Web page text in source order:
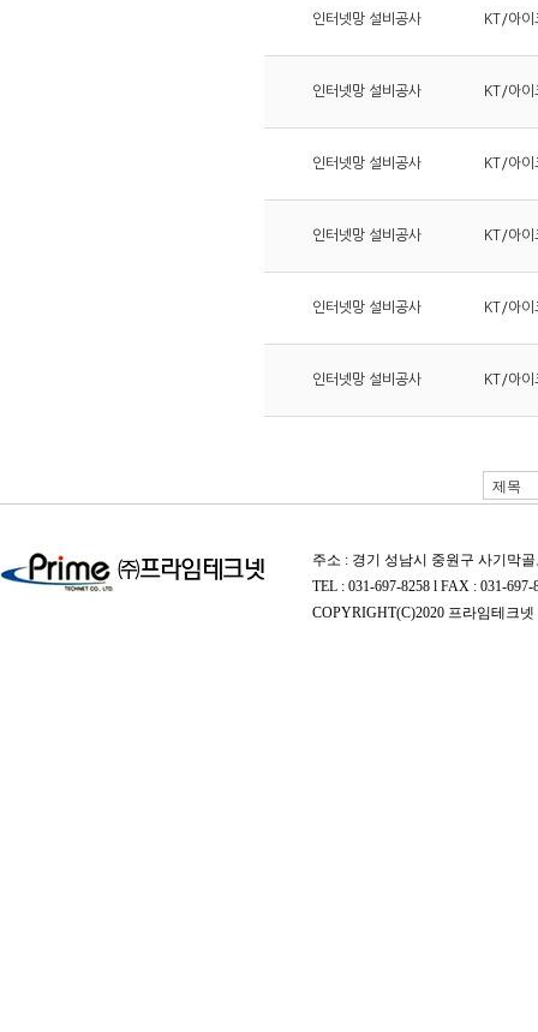
인터넷망 설비공사 KT/아이
인터넷망 설비공사 KT/아이
인터넷망 설비공사 KT/아이
인터넷망 설비공사 KT/아이
인터넷망 설비공사 KT/아이
인터넷망 설비공사 KT/아이
주소 : 경기 성남시 중원구 사기막
TEL : 031-697-8258 l FAX : 031-697-
COPYRIGHT(C)2020 프라임테크